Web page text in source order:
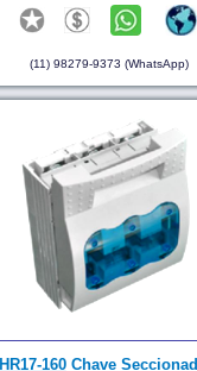
(11) 98279-9373 (WhatsApp)
HR17-160Chave